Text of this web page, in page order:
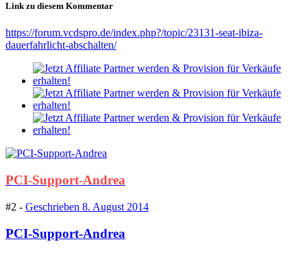
Link zu diesem Kommentar
https://forum.vcdspro.de/index.php?/topic/23131-seat-ibiza-
dauerfahrlicht-abschalten/
PCI-Support-Andrea
#2 - Geschrieben 8. August 2014
PCI-Support-Andrea